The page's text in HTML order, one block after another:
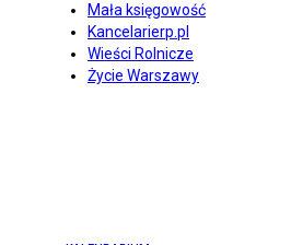
Mała księgowość
Kancelarierp.pl
Wieści Rolnicze
Życie Warszawy